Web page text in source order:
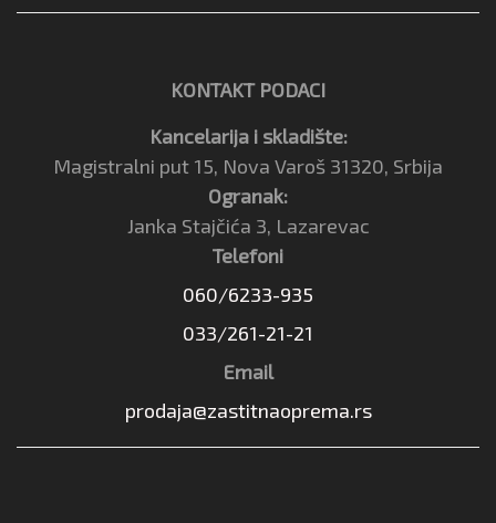
KONTAKT PODACI
Kancelarija i skladište:
Magistralni put 15, Nova Varoš 31320, Srbija
Ogranak:
Janka Stajčića 3, Lazarevac
Telefoni
060/6233-935
033/261-21-21
Email
prodaja@zastitnaoprema.rs